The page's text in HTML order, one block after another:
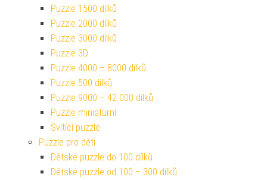
Puzzle 1500 dílků
Puzzle 2000 dílků
Puzzle 3000 dílků
Puzzle 3D
Puzzle 4000 – 8000 dílků
Puzzle 500 dílků
Puzzle 9000 – 42 000 dílků
Puzzle miniaturní
Svítící puzzle
Puzzle pro děti
Dětské puzzle do 100 dílků
Dětské puzzle od 100 – 300 dílků